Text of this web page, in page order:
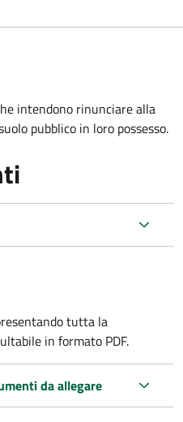
intendono rinunciare alla
pubblico in loro possesso.
tutta la
in formato PDF.
da allegare